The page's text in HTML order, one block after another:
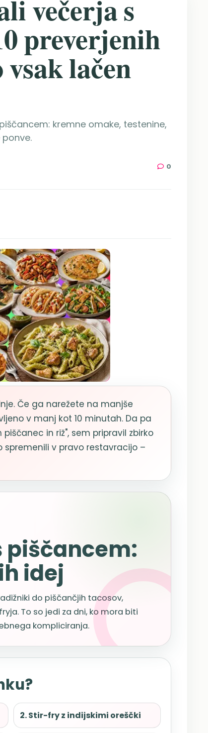
večerja s
preverjenih
lačen
kremne omake, testenine,
0
Če ga narežete na manjše
v manj kot 10 minutah. Da pa
in riž", sem pripravil zbirko
spremenili v pravo restavracijo –
piščancem:
idej
do piščančjih tacosov,
To so jedi za dni, ko mora biti
kompliciranja.
2. Stir-fry z indijskimi oreščki